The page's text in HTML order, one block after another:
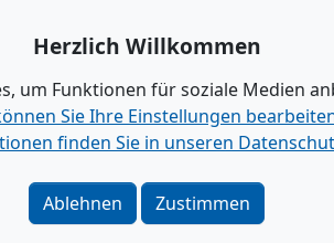
Kontakt|
Herzlich Willkommen
um Funktionen für soziale Medien
Sie Ihre Einstellungen
finden Sie in unseren
Ablehnen Zustimmen